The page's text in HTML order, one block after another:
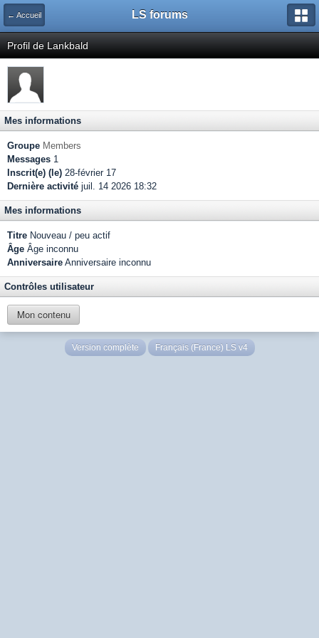
← Accueil LS forums
Profil de Lankbald
Mes informations
Groupe Members
Messages 1
Inscrit(e) (le) 28-février 17
Dernière activité juil. 14 2026 18:32
Mes informations
Titre Nouveau / peu actif
Âge Âge inconnu
Anniversaire Anniversaire inconnu
Contrôles utilisateur
Mon contenu
Version complète Français (France) LS v4